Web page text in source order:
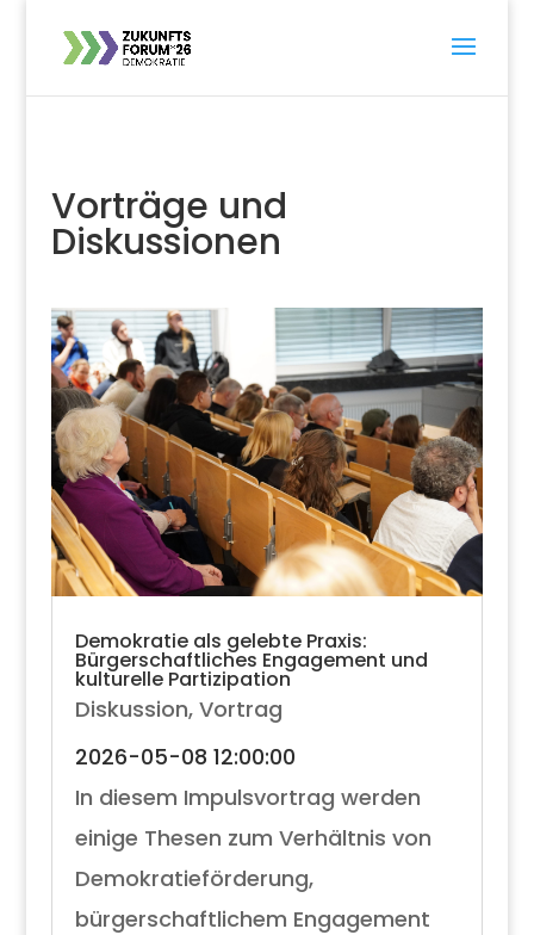
Vorträge und
Diskussionen
Demokratie als gelebte Praxis:
Bürgerschaftliches Engagement und
kulturelle Partizipation
Diskussion, Vortrag
2026-05-08 12:00:00
In diesem Impulsvortrag werden
einige Thesen zum Verhältnis von
Demokratieförderung,
bürgerschaftlichem Engagement